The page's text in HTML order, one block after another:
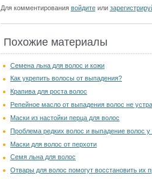
Для комментирования войдитеили
Похожие материалы
Семена льна для волос и кожи
Как укрепить волосы от выпадения?
Крапива для роста волос
Репейное масло от выпадения волос не
Маски из настойки перца для волос
Проблема редких волос и выпадение волос
Маски для волос от перхоти
Семя льна для волос
Отвары для волос помогут восстановить их